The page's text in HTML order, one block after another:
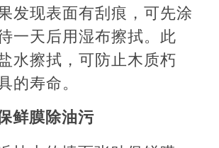
发现表面有刮痕，可先涂
一天后用湿布擦拭。此
水擦拭，可防止木质朽
的寿命。
鲜膜除油污